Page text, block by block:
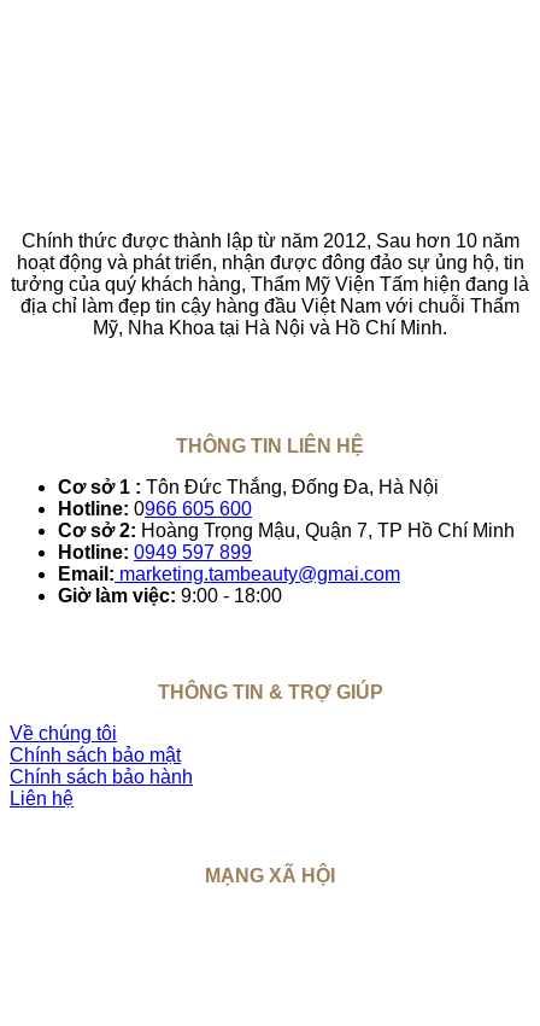
Chính thức được thành lập từ năm 2012, Sau hơn 10 năm
hoạt động và phát triển, nhận được đông đảo sự ủng hộ, tin
tưởng của quý khách hàng, Thẩm Mỹ Viện Tấm hiện đang là
địa chỉ làm đẹp tin cậy hàng đầu Việt Nam với chuỗi Thẩm
Mỹ, Nha Khoa tại Hà Nội và Hồ Chí Minh.
THÔNG TIN LIÊN HỆ
Cơ sở 1 : Tôn Đức Thắng, Đống Đa, Hà Nội
Hotline: 0966 605 600
Cơ sở 2: Hoàng Trọng Mậu, Quận 7, TP Hồ Chí Minh
Hotline: 0949 597 899
Email: marketing.tambeauty@gmai.com
Giờ làm việc: 9:00 - 18:00
THÔNG TIN & TRỢ GIÚP
Về chúng tôi
Chính sách bảo mật
Chính sách bảo hành
Liên hệ
MẠNG XÃ HỘI